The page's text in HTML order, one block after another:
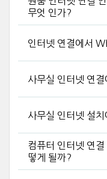
무엇 인가?
인터넷 연결에서
사무실 인터넷 연
사무실 인터넷 설
컴퓨터 인터넷 연
떻게 될까?